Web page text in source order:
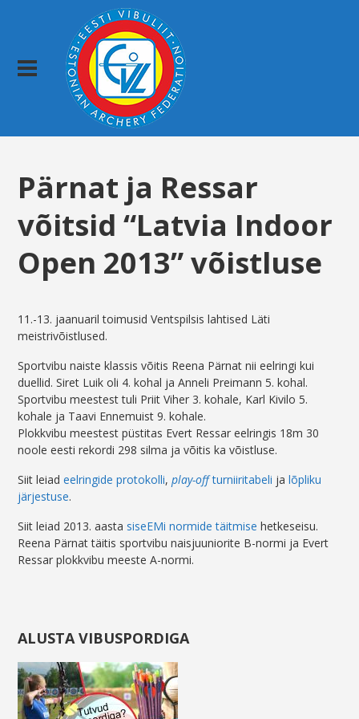
Pärnat ja Ressar
võitsid “Latvia Indoor
Open 2013” võistluse
11.-13. jaanuaril toimusid Ventspilsis lahtised Läti
meistrivõistlused.
Sportvibu naiste klassis võitis Reena Pärnat nii eelringi kui
duellid. Siret Luik oli 4. kohal ja Anneli Preimann 5. kohal.
Sportvibu meestest tuli Priit Viher 3. kohale, Karl Kivilo 5.
kohale ja Taavi Ennemuist 9. kohale.
Plokkvibu meestest püstitas Evert Ressar eelringis 18m 30
noole eesti rekordi 298 silma ja võitis ka võistluse.
Siit leiadeelringide protokolli,play-offturniiritabeli ja lõpliku
järjestuse.
Siit leiad 2013. aasta siseEMi normide täitmise hetkeseisu.
Reena Pärnat täitis sportvibu naisjuuniorite B-normi ja Evert
Ressar plokkvibu meeste A-normi.
ALUSTA VIBUSPORDIGA